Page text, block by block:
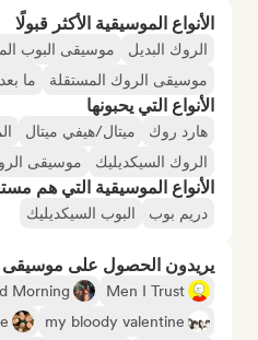
الأنواع الموسيقية الأكثر قبولًا
الروك البديل
موسيقى البوب
موسيقى الروك المستقلة
ما
الأنواع التي يحبونها
هارد روك ميتال/هيفي ميتال
الروك السيكديليك
موسيقى
الأنواع الموسيقية التي هم
دريم بوب البوب السيكديليك
يريدون الحصول على موسيقى
Men I Trust
Morning
my bloody valentine